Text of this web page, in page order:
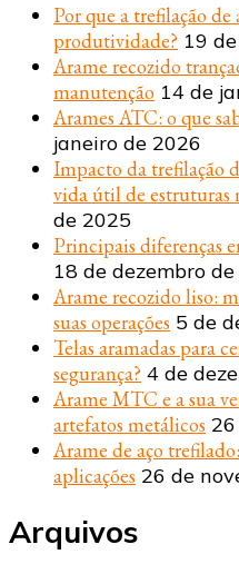
Por que a trefilação de
produtividade? 19
Arame recozido
manutenção 14 de
Arames ATC: o que
janeiro de 2026
Impacto da trefilação
vida útil de estruturas
de 2025
Principais diferenças
18 de dezembro
Arame recozido liso:
suas operações 5 de
Telas aramadas para
segurança? 4 de
Arame MTC e a sua
artefatos metálicos
Arame de aço
aplicações 26 de
Arquivos